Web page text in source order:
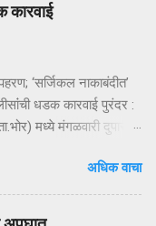
कारवाई
‘सर्जिकल नाकाबंदीत’
धडक कारवाई पुरंदर :
मध्ये मंगळवारी दुपारी
व्यापाऱ्याच्या १८ वर्षीय
जबरदस्तीने उचलून
भीतीचं सावट दाटून
अधिक वाचा